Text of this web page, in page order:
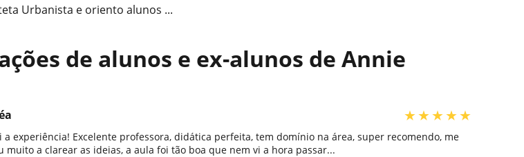
Urbanista e oriento alunos ...
de alunos e ex-alunos de Annie
★★★★★
a experiência! Excelente professora, didática perfeita, tem domínio na área, super recomendo, me
muito a clarear as ideias, a aula foi tão boa que nem vi a hora passar...